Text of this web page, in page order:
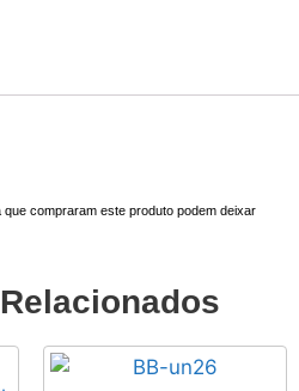
compraram este produto podem deixar